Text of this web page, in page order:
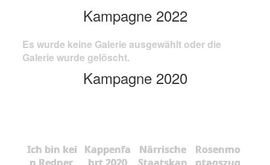
Kampagne 2022
Es wurde keine Galerie ausgewählt oder die
Galerie wurde gelöscht.
Kampagne 2020
Ich bin kei
Kappenfa
Närrische
Rosenmo